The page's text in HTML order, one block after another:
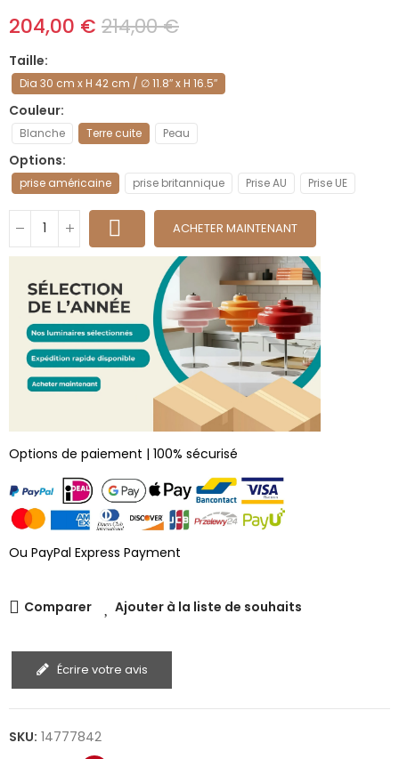
204,00 € 214,00 €
Taille
Dia 30 cm x H 42 cm / ∅ 11.8″ x H 16.5″
Couleur
Blanche Terre cuite Peau
Options
prise américaine prise britannique Prise AU Prise UE
ACHETER MAINTENANT
Options de paiement | 100% sécurisé
Ou PayPal Express Payment
Comparer Ajouter à la liste de souhaits
Écrire votre avis
SKU: 14777842